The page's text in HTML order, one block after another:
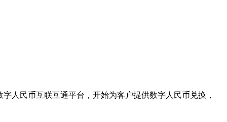
人民币互联互通平台，开始为客户提供数字人民币兑换，